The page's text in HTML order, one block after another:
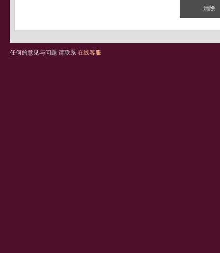
任何的意见与问题 请联系 在线客服